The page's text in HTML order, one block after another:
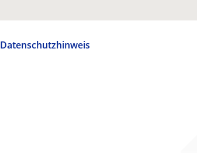
Datenschutzhinweis